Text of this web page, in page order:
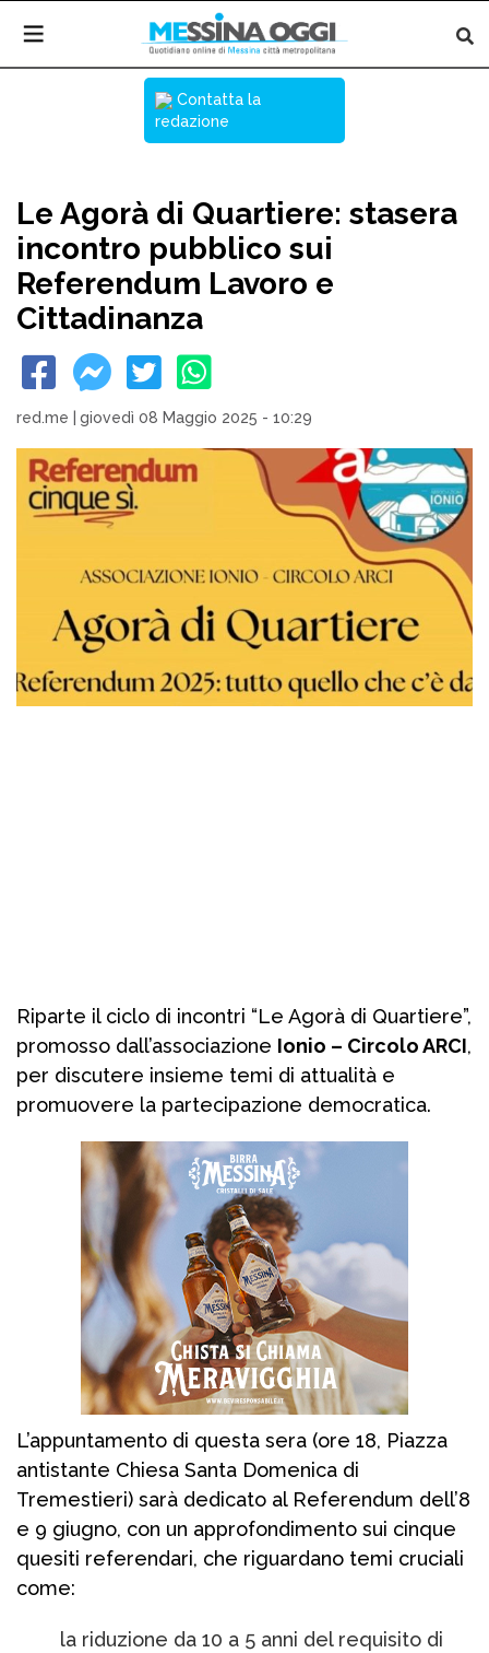
Contatta la
redazione
Le Agorà di Quartiere: stasera
incontro pubblico sui
Referendum Lavoro e
Cittadinanza
red.me giovedì 08 Maggio 2025 - 10:29
Riparte il ciclo di incontri “Le Agorà di Quartiere”,
promosso dall’associazione Ionio – Circolo ARCI,
per discutere insieme temi di attualità e
promuovere la partecipazione democratica.
L’appuntamento di questa sera (ore 18, Piazza
antistante Chiesa Santa Domenica di
Tremestieri) sarà dedicato al Referendum dell’8
e 9 giugno, con un approfondimento sui cinque
quesiti referendari, che riguardano temi cruciali
come:
la riduzione da 10 a 5 anni del requisito di